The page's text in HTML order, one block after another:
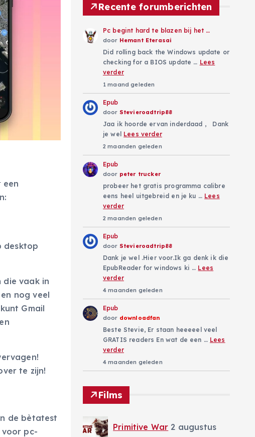
een
desktop
die vaak in
nog veel
Gmail
te zijn!
de bètatest
voor pc-
Recente forumberichten
Pc begint hard te blazen bij het …
door Hemant Eterasai
Did rolling back the Windows update or
checking for a BIOS update … Lees
verder
1 maand geleden
Epub
door Stevieroadtrip88
Jaa ik hoorde ervan inderdaad , Dank
je wel Lees verder
2 maanden geleden
Epub
door peter trucker
probeer het gratis programma calibre
eens heel uitgebreid en je ku … Lees
verder
2 maanden geleden
Epub
door Stevieroadtrip88
Dank je wel .Hier voor.Ik ga denk ik die
EpubReader for windows ki … Lees
verder
4 maanden geleden
Epub
door downloadfan
Beste Stevie, Er staan heeeeel veel
GRATIS readers En wat de een … Lees
verder
4 maanden geleden
Films
Primitive War 2 augustus